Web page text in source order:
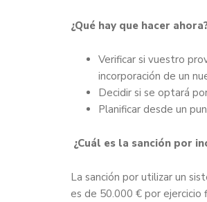
¿Qué hay que hacer
Verificar si vuestro
incorporación de un
Decidir si se optará
Planificar desde un
¿Cuál es la sanción por
La sanción por utilizar un
es de 50.000 € por ejercicio